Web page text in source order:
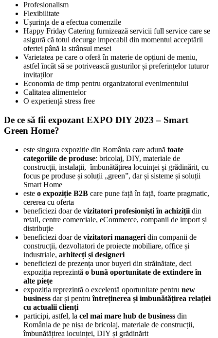
Profesionalism
Flexibilitate
Ușurința de a efectua comenzile
Happy Friday Catering furnizează servicii full service care se
asigură că totul decurge impecabil din momentul acceptării
ofertei până la strânsul mesei
Varietatea pe care o oferă în materie de opțiuni de meniu,
astfel încât să se potrivească gusturilor și preferințelor tuturor
invitaților
Economia de timp pentru organizatorul evenimentului
Calitatea alimentelor
O experiență stress free
De ce să fii expozant EXPO DIY 2023 – Smart
Green Home?
este singura expoziție din România care adună toate
categoriile de produse: bricolaj, DIY, materiale de
construcții, instalații, îmbunătățirea locuinței și grădinărit, cu
focus pe produse și soluții „green”, dar și sisteme și soluții
Smart Home
este o expoziție B2B care pune față în față, foarte pragmatic,
cererea cu oferta
beneficiezi doar de vizitatori profesioniști în achiziții din
retail, centre comerciale, eCommerce, companii de import și
distribuție
beneficiezi doar de vizitatori manageri din companii de
construcții, dezvoltatori de proiecte mobiliare, office și
industriale, arhitecți și designeri
beneficiezi de prezența unor buyeri din străinătate, deci
expoziția reprezintă o bună oportunitate de extindere în
alte piețe
expoziția reprezintă o excelentă oportunitate pentru new
business dar și pentruîntreținerea și imbunătățirea relației
cu actualii clienți
participi, astfel, la cel mai mare hub de business din
România de pe nișa de bricolaj, materiale de construcții,
îmbunătățirea locuinței, DIY și grădinărit